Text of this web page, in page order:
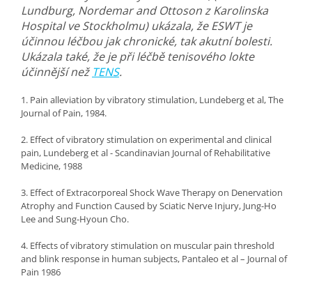
Lundburg, Nordemar and Ottoson z Karolinska
Hospital ve Stockholmu) ukázala, že ESWT je
účinnou léčbou jak chronické, tak akutní bolesti.
Ukázala také, že je při léčbě tenisového lokte
účinnější než TENS.
1. Pain alleviation by vibratory stimulation, Lundeberg et al, The
Journal of Pain, 1984.
2. Effect of vibratory stimulation on experimental and clinical
pain, Lundeberg et al - Scandinavian Journal of Rehabilitative
Medicine, 1988
3. Effect of Extracorporeal Shock Wave Therapy on Denervation
Atrophy and Function Caused by Sciatic Nerve Injury, Jung-Ho
Lee and Sung-Hyoun Cho.
4. Effects of vibratory stimulation on muscular pain threshold
and blink response in human subjects, Pantaleo et al – Journal of
Pain 1986